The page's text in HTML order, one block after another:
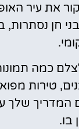
את עיר
חן
כמה
טירות
המדריך שלך
בו.